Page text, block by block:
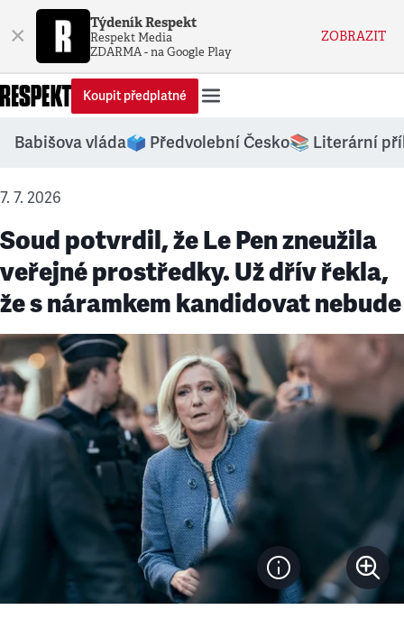
× Týdeník Respekt
Respekt Media
ZDARMA - na Google Play
ZOBRAZIT
Koupit předplatné
Babišova vláda🗳️ Předvolební Česko📚 Literární
7. 7. 2026
Soud potvrdil, že Le Pen zneužila
veřejné prostředky. Už dřív řekla,
že s náramkem kandidovat nebude